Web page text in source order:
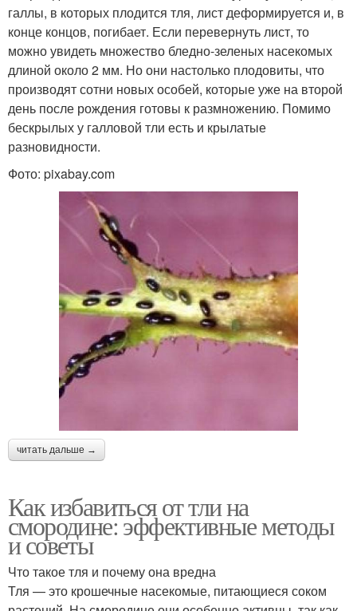
галлы, в которых плодится тля, лист деформируется и, в
конце концов, погибает. Если перевернуть лист, то
можно увидеть множество бледно-зеленых насекомых
длиной около 2 мм. Но они настолько плодовиты, что
производят сотни новых особей, которые уже на второй
день после рождения готовы к размножению. Помимо
бескрылых у галловой тли есть и крылатые
разновидности.
Фото: pixabay.com
читать дальше →
Как избавиться от тли на
смородине: эффективные методы
и советы
Что такое тля и почему она вредна
Тля — это крошечные насекомые, питающиеся соком